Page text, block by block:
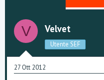
V Velvet
Utente SEF
27 Ott 2012